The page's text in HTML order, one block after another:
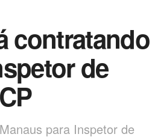
contratando
de
para Inspetor de